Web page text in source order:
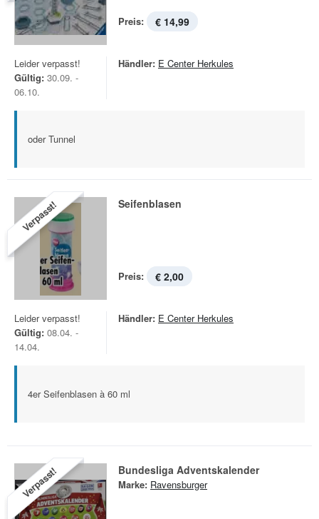
Preis: € 14,99
Leider verpasst!
Gültig: 30.09. -
06.10.
Händler: E Center Herkules
oder Tunnel
Verpasst! Seifenblasen
Preis: € 2,00
Leider verpasst!
Gültig: 08.04. -
14.04.
Händler: E Center Herkules
4er Seifenblasen à 60 ml
Verpasst! Bundesliga Adventskalender
Marke: Ravensburger